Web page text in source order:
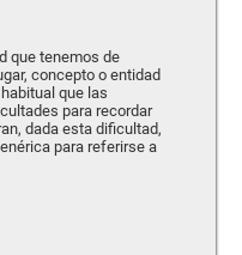
que tenemos de
concepto o entidad
que las
para recordar
dada esta dificultad,
para referirse a